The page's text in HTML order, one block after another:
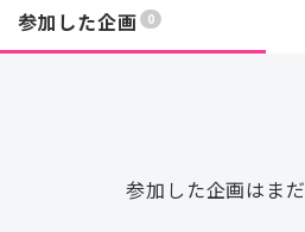
参加した企画 0
参加した企画はま